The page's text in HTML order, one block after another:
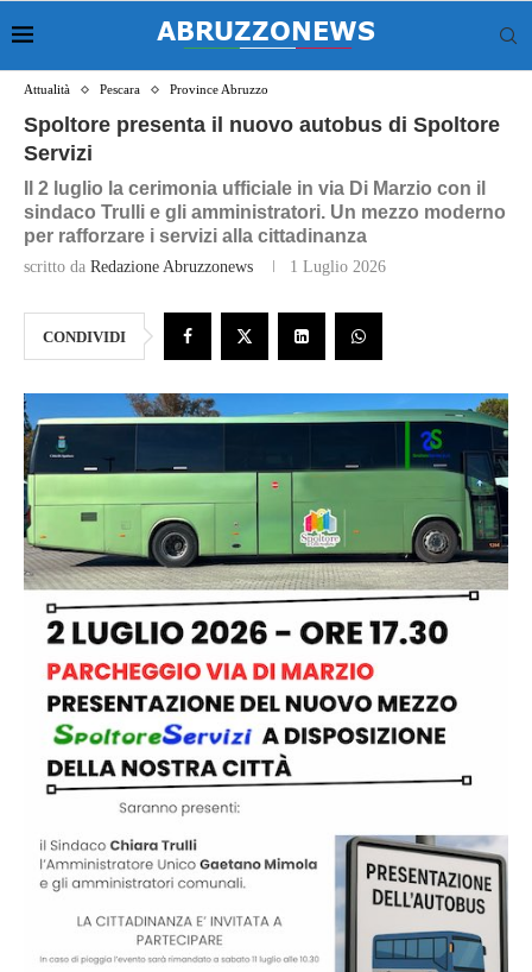
Attualità Pescara Province Abruzzo
Spoltore presenta il nuovo autobus di Spoltore
Servizi
Il 2 luglio la cerimonia ufficiale in via Di Marzio con il
sindaco Trulli e gli amministratori. Un mezzo moderno
per rafforzare i servizi alla cittadinanza
scritto da Redazione Abruzzonews 1 Luglio 2026
CONDIVIDI